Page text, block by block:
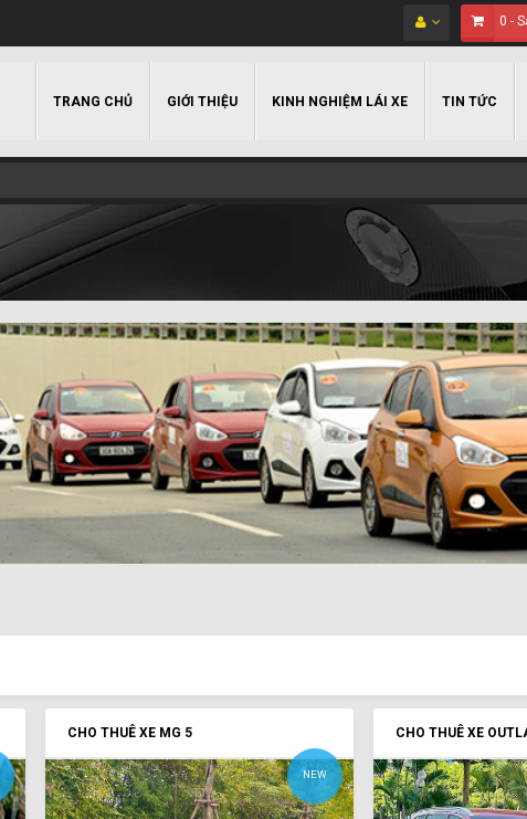
0 -
TRANG CHỦ GIỚI THIỆU KINH NGHIỆM LÁI XE TIN TỨC
CHO THUÊ XE MG 5
NEW
CHO THUÊ XE